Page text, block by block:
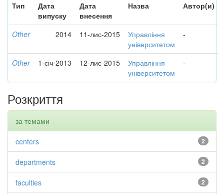
Тип
Дата
випуску
Дата
внесення
Назва Автор(и)
Other 2014 11-лис-2015
Управління
університетом
-
Other 1-січ-2013 12-лис-2015
Управління
університетом
-
Розкриття
за темами
2
centers
2
departments
2
faculties